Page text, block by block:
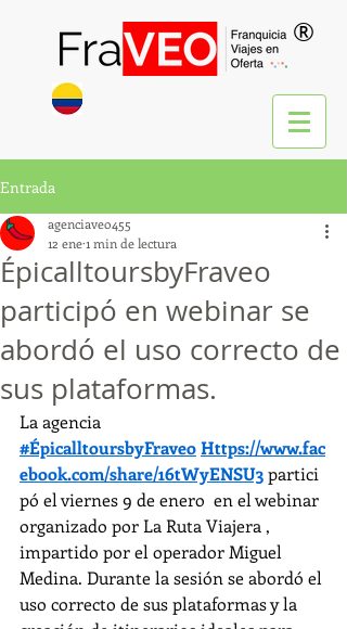
®
Entrada
ÉpicalltoursbyFraveo
participó en webinar se
abordó el uso correcto de
sus plataformas.
agenciaveo455
12 ene1 min de lectura
La agencia
#ÉpicalltoursbyFraveoHttps://www.fac
ebook.com/share/16tWyENSU3 partici
pó el viernes 9 de enero  en el webinar
organizado por La Ruta Viajera ,
impartido por el operador Miguel
Medina. Durante la sesión se abordó el
uso correcto de sus plataformas y la